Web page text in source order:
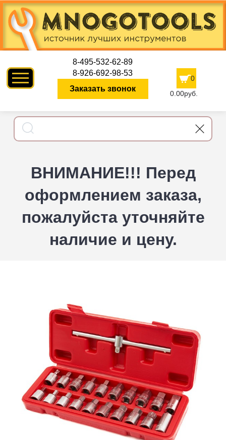
8-495-532-62-89
8-926-692-98-53
Заказать звонок
0
0.00руб.
ВНИМАНИЕ!!! Перед
оформлением заказа,
пожалуйста уточняйте
наличие и цену.